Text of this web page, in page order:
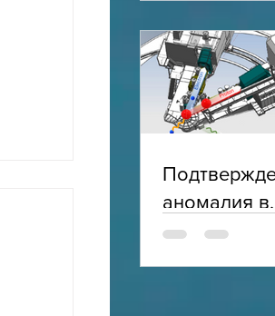
аномалия в